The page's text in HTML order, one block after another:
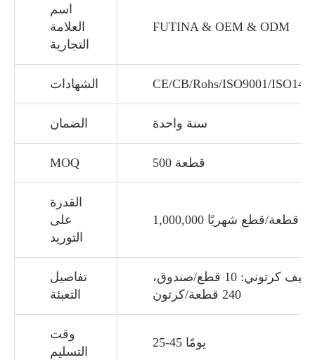
اسم
العلامة
التجارية
FUTINA & OEM & ODM
الشهادات CE/CB/Rohs/ISO9001/
الضمان سنة واحدة
MOQ 500 قطعة
القدرة
على
التوريد
1,000,000 قطعة/قطع شهريًا
تفاصيل
التعبئة
تغليف كرتوني: 10 قطع/صندوق،
240 قطعة/كرتون
وقت
التسليم
25-45 يومًا